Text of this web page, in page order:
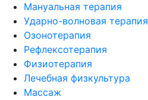
Мануальная терапия
Ударно-волновая терапия
Озонотерапия
Рефлексотерапия
Физиотерапия
Лечебная физкультура
Массаж